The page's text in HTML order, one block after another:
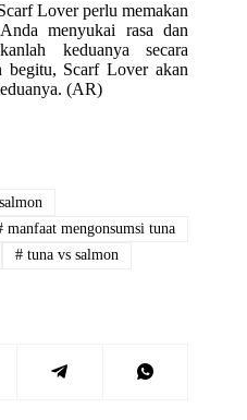
Lover perlu memakan
menyukai rasa dan
keduanya secara
begitu, Scarf Lover akan
(AR)
manfaat mengonsumsi tuna
# tuna vs salmon